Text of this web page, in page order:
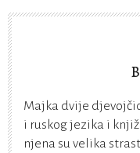
Majka dvije
i ruskog jezika i
njena su velika